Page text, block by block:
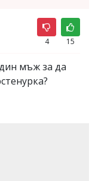
4 15
мъж за да